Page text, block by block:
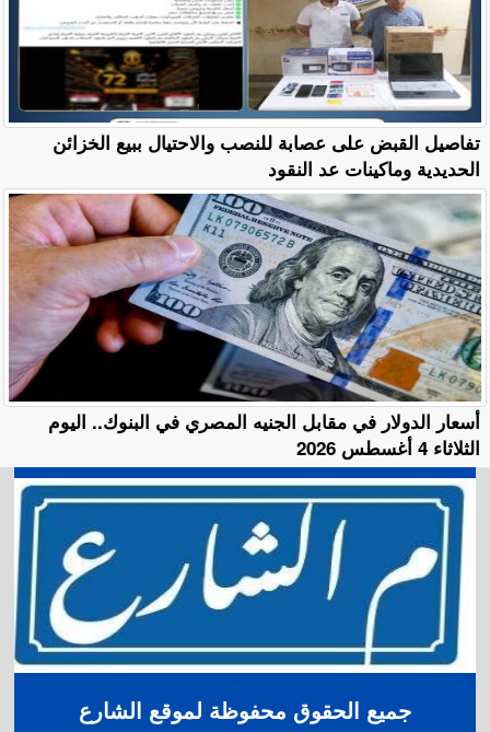
تفاصيل القبض على عصابة للنصب والاحتيال ببيع الخزائن
الحديدية وماكينات عد النقود
أسعار الدولار في مقابل الجنيه المصري في البنوك.. اليوم
الثلاثاء 4 أغسطس 2026
جميع الحقوق محفوظة لموقع الشارع